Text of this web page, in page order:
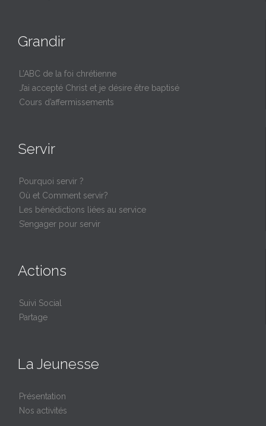
Grandir
L’ABC de la foi chrétienne
J’ai accepté Christ et je désire être baptisé
Cours d’affermissements
Servir
Pourquoi servir ?
Où et Comment servir?
Les bénédictions liées au service
S’engager pour servir
Actions
Suivi Social
Partage
La Jeunesse
Présentation
Nos activités